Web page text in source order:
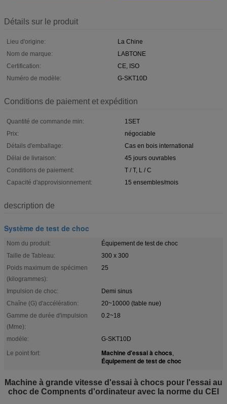
Détails sur le produit
Lieu d'origine:
La Chine
Nom de marque:
LABTONE
Certification:
CE, ISO
Numéro de modèle:
G-SKT10D
Conditions de paiement et expédition
Quantité de commande min:
1SET
Prix:
négociable
Détails d'emballage:
Cas en bois international
Délai de livraison:
45 jours ouvrables
Conditions de paiement:
T / T, L / C
Capacité d'approvisionnement:
15 ensembles/mois
description de
Système de test de choc
Nom du produit:
Équipement de test de choc
Taille de Tableau:
300 x 300
Poids maximum de spécimen
(kilogrammes):
25
Impulsion de choc:
Demi sinus
Chaîne (G) d'accélération:
20~10000 (table nue)
Gamme de durée d'impulsion
(Mme):
0.2~18
modèle:
G-SKT10D
Le point fort:
Machine d'essai à chocs,
Équipement de test de choc
Machine à grande vitesse d'essai à chocs pour l'essai au
choc de Compnents d'ordinateur avec la norme du CEI